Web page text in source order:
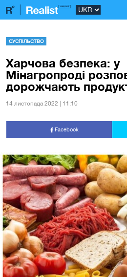
СУСПІЛЬСТВО
Харчова безпека: у
Мінагропроді
дорожчають
14 листопада 2022 | 11:10
Facebook